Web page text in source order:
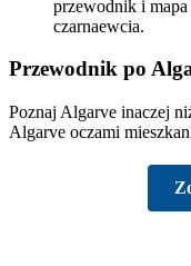
Przewodnik po
Poznaj Algarve inaczej
Algarve oczami